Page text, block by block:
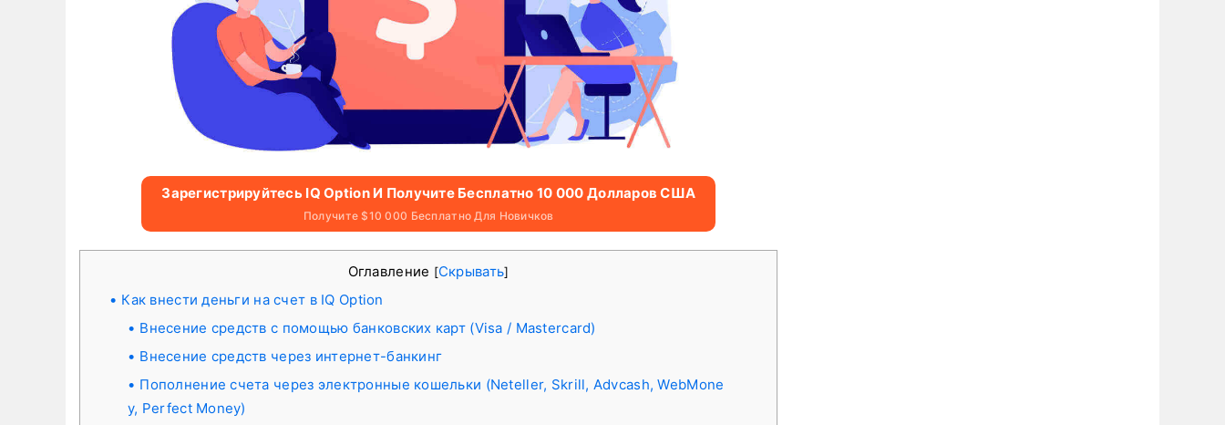
Зарегистрируйтесь IQ Option И Получите Бесплатно 10 000 Долларов США
Получите $10 000 Бесплатно Для Новичков
Оглавление [Скрывать]
Как внести деньги на счет в IQ Option
Внесение средств с помощью банковских карт (Visa / Mastercard)
Внесение средств через интернет-банкинг
Пополнение счета через электронные кошельки (Neteller, Skrill, Advcash, WebMone
y, Perfect Money)